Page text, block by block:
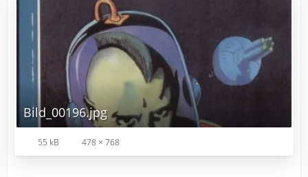
Bild_00196.jpg
55 kB 478 × 768